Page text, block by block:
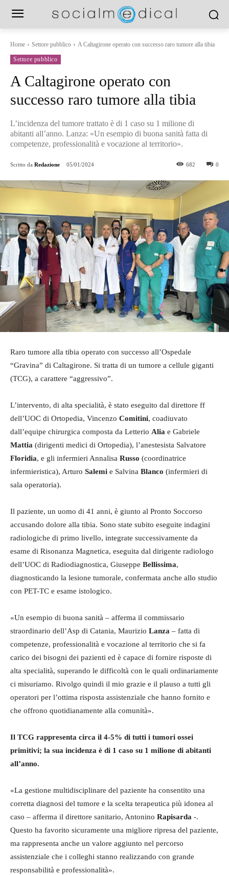
Home Settore pubblico A Caltagirone operato con successo raro tumore alla tibia
Settore pubblico
A Caltagirone operato con
successo raro tumore alla tibia
L’incidenza del tumore trattato è di 1 caso su 1 milione di
abitanti all’anno. Lanza: «Un esempio di buona sanità fatta di
competenze, professionalità e vocazione al territorio».
Scritto da Redazione 05/01/2024 0
682
Raro tumore alla tibia operato con successo all’Ospedale
“Gravina” di Caltagirone. Si tratta di un tumore a cellule giganti
(TCG), a carattere “aggressivo”.
L’intervento, di alta specialità, è stato eseguito dal direttore ff
dell’UOC di Ortopedia, Vincenzo Comitini, coadiuvato
dall’equipe chirurgica composta da Letterio Alia e Gabriele
Mattia (dirigenti medici di Ortopedia), l’anestesista Salvatore
Floridia, e gli infermieri Annalisa Russo (coordinatrice
infermieristica), Arturo Salemi e Salvina Blanco (infermieri di
sala operatoria).
Il paziente, un uomo di 41 anni, è giunto al Pronto Soccorso
accusando dolore alla tibia. Sono state subito eseguite indagini
radiologiche di primo livello, integrate successivamente da
esame di Risonanza Magnetica, eseguita dal dirigente radiologo
dell’UOC di Radiodiagnostica, Giuseppe Bellissima,
diagnosticando la lesione tumorale, confermata anche allo studio
con PET-TC e esame istologico.
«Un esempio di buona sanità – afferma il commissario
straordinario dell’Asp di Catania, Maurizio Lanza – fatta di
competenze, professionalità e vocazione al territorio che si fa
carico dei bisogni dei pazienti ed è capace di fornire risposte di
alta specialità, superando le difficoltà con le quali ordinariamente
ci misuriamo. Rivolgo quindi il mio grazie e il plauso a tutti gli
operatori per l’ottima risposta assistenziale che hanno fornito e
che offrono quotidianamente alla comunità».
Il TCG rappresenta circa il 4-5% di tutti i tumori ossei
primitivi; la sua incidenza è di 1 caso su 1 milione di abitanti
all’anno.
«La gestione multidisciplinare del paziente ha consentito una
corretta diagnosi del tumore e la scelta terapeutica più idonea al
caso – afferma il direttore sanitario, Antonino Rapisarda -.
Questo ha favorito sicuramente una migliore ripresa del paziente,
ma rappresenta anche un valore aggiunto nel percorso
assistenziale che i colleghi stanno realizzando con grande
responsabilità e professionalità».